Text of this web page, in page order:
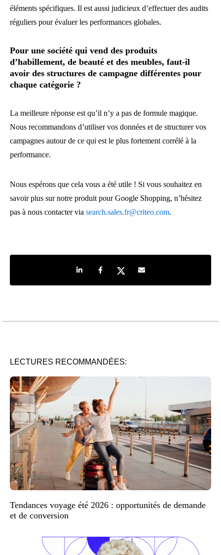
éléments spécifiques. Il est aussi judicieux d’effectuer des audits
réguliers pour évaluer les performances globales.
Pour une société qui vend des produits
d’habillement, de beauté et des meubles, faut-il
avoir des structures de campagne différentes pour
chaque catégorie ?
La meilleure réponse est qu’il n’y a pas de formule magique.
Nous recommandons d’utiliser vos données et de structurer vos
campagnes autour de ce qui est le plus fortement corrélé à la
performance.
Nous espérons que cela vous a été utile ! Si vous souhaitez en
savoir plus sur notre produit pour Google Shopping, n’hésitez
pas à nous contacter via search.sales.fr@criteo.com.
Share on LinkedIn
Share on Facebook
Share on TwitterShare by e-mail
LECTURES RECOMMANDÉES:
Tendances voyage été 2026 : opportunités de demande
et de conversion